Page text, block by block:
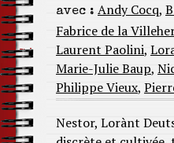
avec : Andy Cocq,
Fabrice de la
Laurent Paolini,
Marie-Julie Baup,
Philippe Vieux,
Nestor, Lorànt